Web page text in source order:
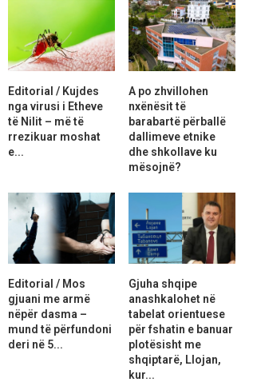
Editorial / Kujdes
nga virusi i Etheve
të Nilit – më të
rrezikuar moshat
e...
A po zhvillohen
nxënësit të
barabartë përballë
dallimeve etnike
dhe shkollave ku
mësojnë?
Editorial / Mos
gjuani me armë
nëpër dasma –
mund të përfundoni
deri në 5...
Gjuha shqipe
anashkalohet në
tabelat orientuese
për fshatin e banuar
plotësisht me
shqiptarë, Llojan,
kur...